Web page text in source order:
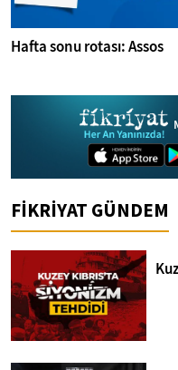
Hafta sonu rotası: Assos
FİKRİYAT GÜNDEM